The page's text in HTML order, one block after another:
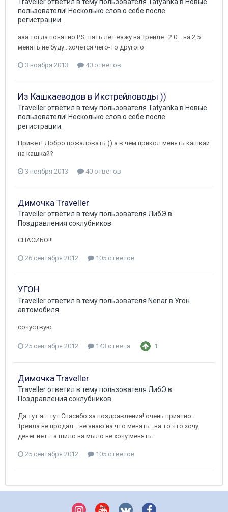
пользователи! Несколько слов о себе после
регистрации.
ааа тогда понятно P.S. пять лет езжу на Треиле.. 2.0... на 2,5
менять не буду.. хочется чего-то другого
3 ноября 2013 40 ответов
Из Кашкаеводов в Икстрейловоды ))
Travellerответил в тему пользователя Tatyanka в Новые
пользователи! Несколько слов о себе после
регистрации.
Привет! Добро пожаловать )) а в чем прикол менять кашкай
на кашкай?
3 ноября 2013 40 ответов
Димочка Traveller
Travellerответил в тему пользователя ЛибЭ в
Поздравления соклубников
СПАСИБО!!!
26 сентября 2012 105 ответов
УГОН
Travellerответил в тему пользователя Nenarв Угон
автомобиля
сочуствую
25 сентября 2012 143 ответа 1
Димочка Traveller
Travellerответил в тему пользователя ЛибЭ в
Поздравления соклубников
Да тут я .. тут Спасибо за поздравления! очень приятно..
Треила не продал... не знаю на что менять.. на то что хочу
денег нет... а шило на мыло не хочу менять..
25 сентября 2012 105 ответов